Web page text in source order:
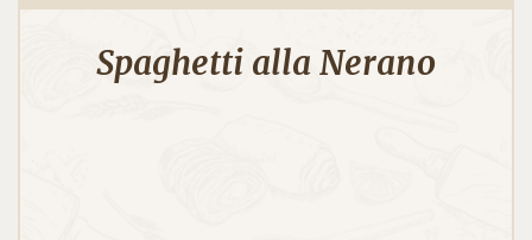
Spaghetti alla Nerano